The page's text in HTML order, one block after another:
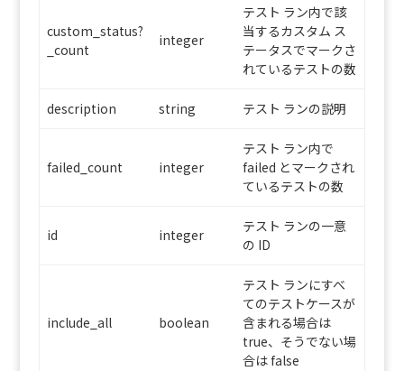
custom_status?
_count
integer
テスト ラン内で該
当するカスタム ス
テータスでマークさ
れているテストの数
description string テスト ランの説明
failed_count integer
テスト ラン内で
failed とマークされ
ているテストの数
id integer
テスト ランの一意
の ID
include_all boolean
テスト ランにすべ
てのテストケースが
含まれる場合は
true、そうでない場
合は false